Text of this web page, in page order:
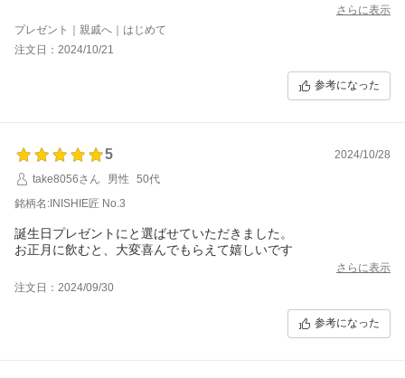
さらに表示
プレゼント｜親戚へ｜はじめて
注文日：2024/10/21
参考になった
5
2024/10/28
take8056さん
男性
50代
銘柄名:INISHIE匠 No.3
誕生日プレゼントにと選ばせていただきました。
お正月に飲むと、大変喜んでもらえて嬉しいです
さらに表示
注文日：2024/09/30
参考になった